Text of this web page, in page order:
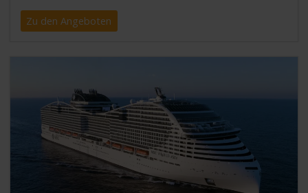
Zu den Angeboten